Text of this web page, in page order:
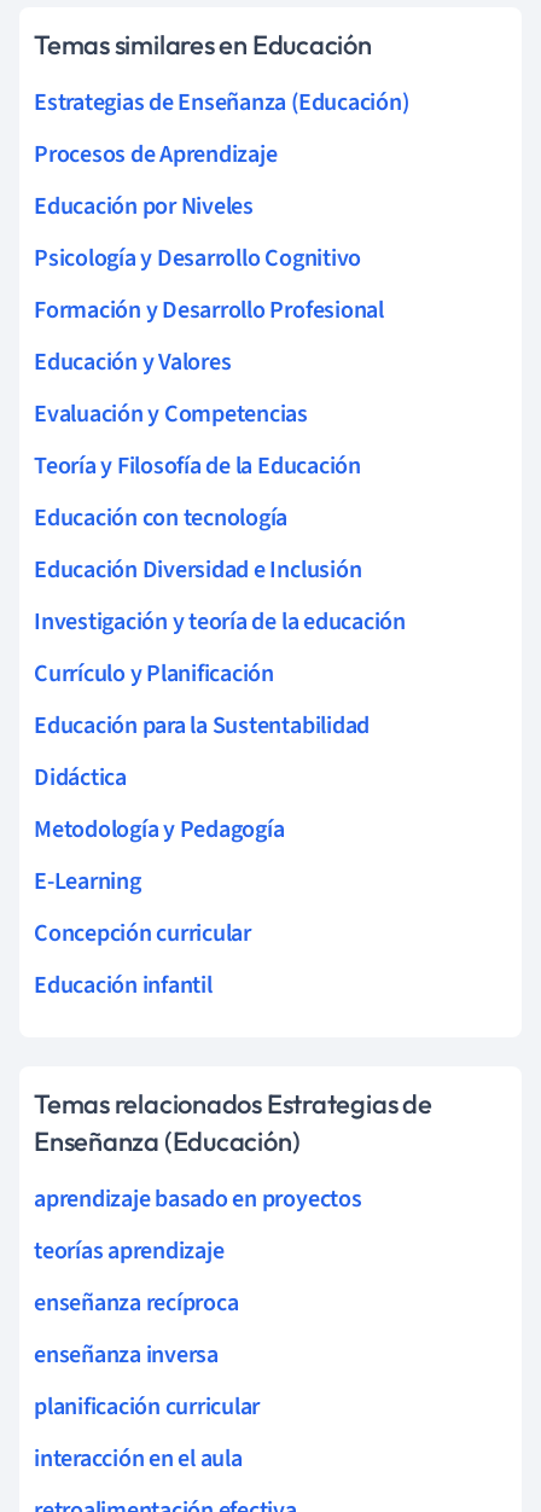
Temas similares en Educación
Estrategias de Enseñanza (Educación)
Procesos de Aprendizaje
Educación por Niveles
Psicología y Desarrollo Cognitivo
Formación y Desarrollo Profesional
Educación y Valores
Evaluación y Competencias
Teoría y Filosofía de la Educación
Educación con tecnología
Educación Diversidad e Inclusión
Investigación y teoría de la educación
Currículo y Planificación
Educación para la Sustentabilidad
Didáctica
Metodología y Pedagogía
E-Learning
Concepción curricular
Educación infantil
Temas relacionados Estrategias de
Enseñanza (Educación)
aprendizaje basado en proyectos
teorías aprendizaje
enseñanza recíproca
enseñanza inversa
planificación curricular
interacción en el aula